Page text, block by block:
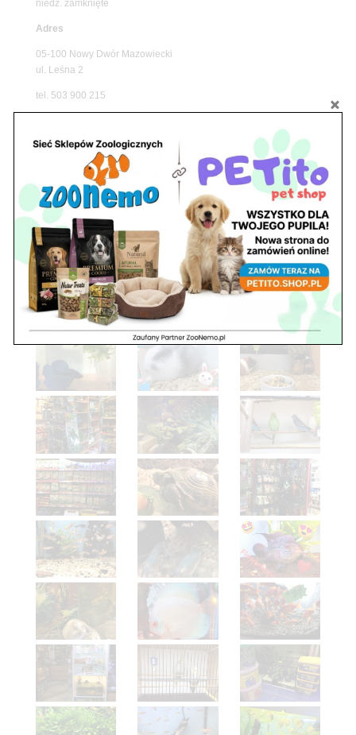
niedz. zamknięte
Adres
05-100 Nowy Dwór Mazowiecki
ul. Leśna 2
tel. 503 900 215
pon. – piąt. 10.00 – 19.00
sob. 8.00 – 15.00
niedz. zamknięte